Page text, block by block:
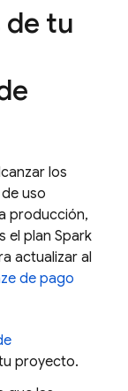
de tu
los
uso
producción,
el plan Spark
actualizar al
de pago
proyecto.